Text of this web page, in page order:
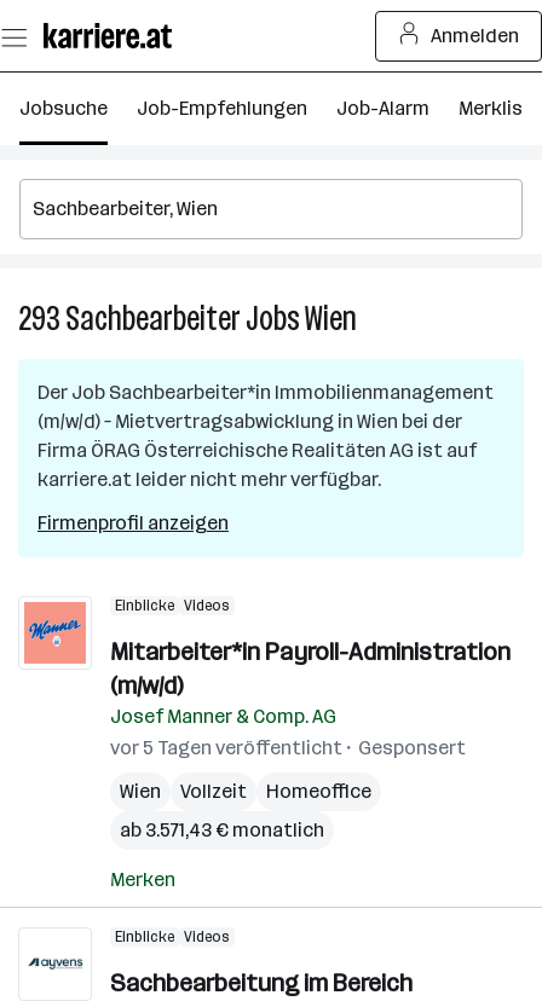
Seiteninhalt
springen
Anmelden
Jobsuche Job-Empfehlungen Job-Alarm Merkliste
293SachbearbeiterJobsWien
in
Wien
Der Job Sachbearbeiter*in Immobilienmanagement
(m/w/d) – Mietvertragsabwicklung in Wien bei der
Firma ÖRAG Österreichische Realitäten AG ist auf
karriere.at leider nicht mehr verfügbar.
Firmenprofil anzeigen
Einblicke Videos
Mitarbeiter*in Payroll-Administration
(m/w/d)
Josef Manner & Comp. AG
vor 5 Tagen veröffentlicht
Gesponsert
Wien
Vollzeit
Homeoffice
ab 3.571,43 € monatlich
Merken
Einblicke Videos
Sachbearbeitung im Bereich